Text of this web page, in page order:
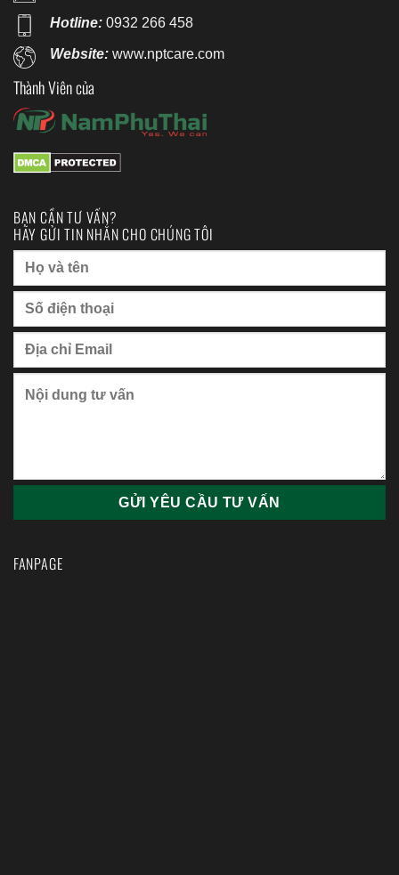
Hotline: 0932 266 458
Website:www.nptcare.com
Thành Viên của
BẠN CẦN TƯ VẤN?
HÃY GỬI TIN NHẮN CHO CHÚNG TÔI
FANPAGE